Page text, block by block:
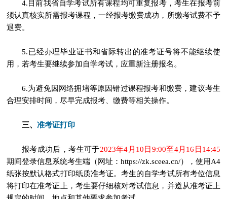
4.目前我省自学考试所有课程均可重复报考，考生在报考前
须认真核实所需报考课程，一经报考缴费成功，所缴考试费不予
退费。
5.已经办理毕业证书和省际转出的准考证号将不能继续使
用，若考生要继续参加自学考试，应重新注册报名。
6.为避免因网络拥堵等原因错过课程报考和缴费，建议考生
合理安排时间，尽早完成报考、缴费等相关操作。
三、 准考证打印
报考成功后，考生可于2023年4月10日9:00至4月16日14:45
期间登录信息系统考生端（网址：https://zk.sceea.cn/），使用A4
纸张按默认格式打印纸质准考证。考生的自学考试所有考位信息
将打印在准考证上，考生要仔细核对考试信息，并遵从准考证上